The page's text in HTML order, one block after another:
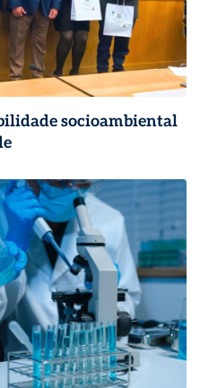
socioambiental